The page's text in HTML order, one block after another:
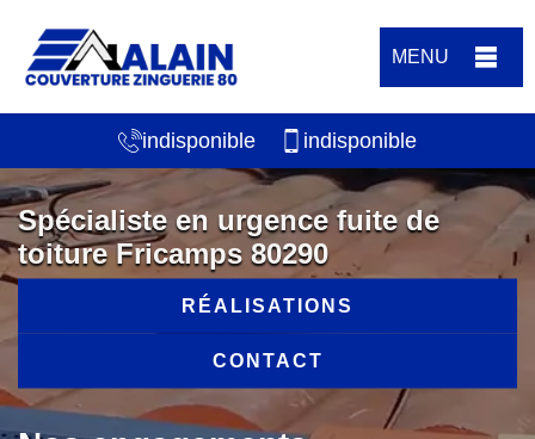
MENU
indisponible indisponible
Spécialiste en urgence fuite de
toiture Fricamps 80290
RÉALISATIONS
CONTACT